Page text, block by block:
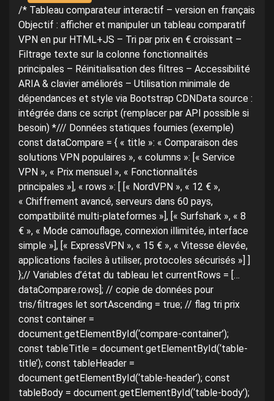
/* Tableau comparateur interactif – version en français
Objectif : afficher et manipuler un tableau comparatif
VPN en pur HTML+JS – Tri par prix en € croissant –
Filtrage texte sur la colonne fonctionnalités
principales – Réinitialisation des filtres – Accessibilité
ARIA & clavier améliorés – Utilisation minimale de
dépendances et style via Bootstrap CDNData source :
intégrée dans ce script (remplacer par API possible si
besoin) */// Données statiques fournies (exemple)
const dataCompare = { « title »: « Comparaison des
solutions VPN populaires », « columns »: [« Service
VPN », « Prix mensuel », « Fonctionnalités
principales »], « rows »: [ [« NordVPN », « 12 € »,
« Chiffrement avancé, serveurs dans 60 pays,
compatibilité multi-plateformes »], [« Surfshark », « 8
€ », « Mode camouflage, connexion illimitée, interface
simple »], [« ExpressVPN », « 15 € », « Vitesse élevée,
applications faciles à utiliser, protocoles sécurisés »] ]
};// Variables d’état du tableau let currentRows = […
dataCompare.rows]; // copie de données pour
tris/filtrages let sortAscending = true; // flag tri prix
const container =
document.getElementById(‘compare-container’);
const tableTitle = document.getElementById(‘table-
title’); const tableHeader =
document.getElementById(‘table-header’); const
tableBody = document.getElementById(‘table-body’);